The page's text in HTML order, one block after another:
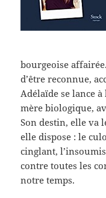
bourgeoise
d’être reconnue,
Adélaïde se lance
mère biologique,
Son destin, elle va
elle dispose : le
cinglant,
contre toutes les
notre temps.